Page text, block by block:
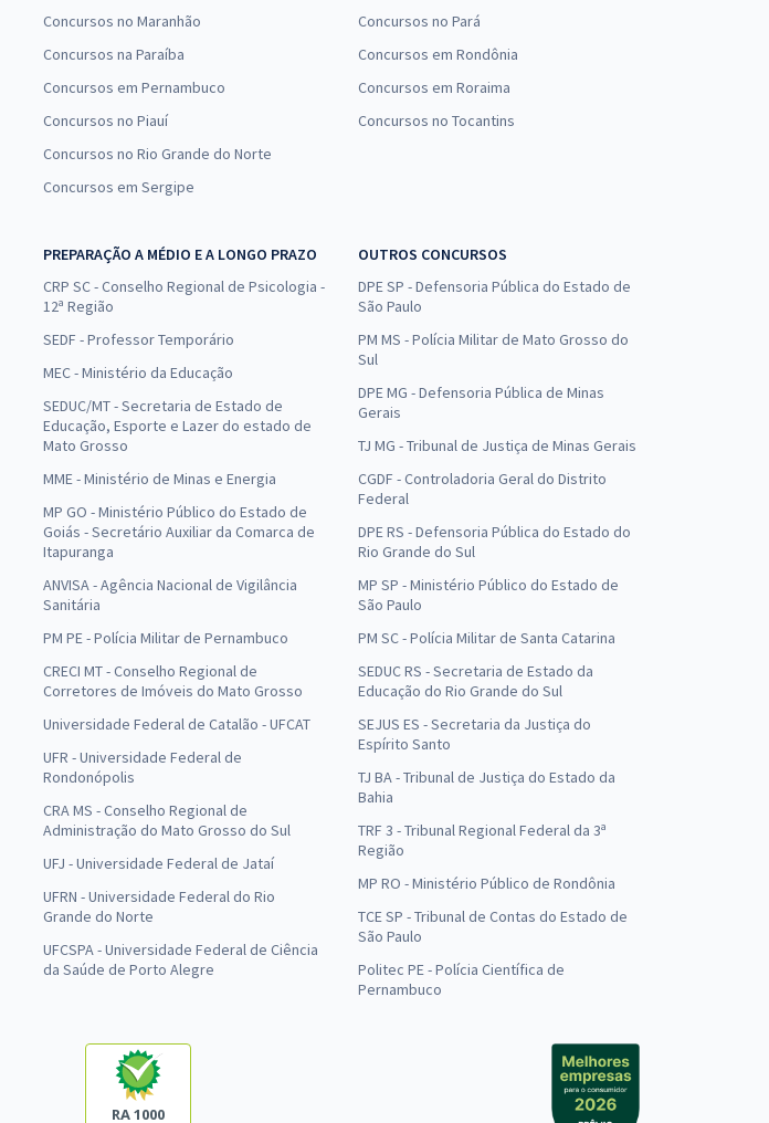
Concursos no Maranhão
Concursos na Paraíba
Concursos em Pernambuco
Concursos no Piauí
Concursos no Rio Grande do Norte
Concursos em Sergipe
Concursos no Pará
Concursos em Rondônia
Concursos em Roraima
Concursos no Tocantins
PREPARAÇÃO A MÉDIO E A LONGO PRAZO
CRP SC - Conselho Regional de Psicologia -
12ª Região
SEDF - Professor Temporário
MEC - Ministério da Educação
SEDUC/MT - Secretaria de Estado de
Educação, Esporte e Lazer do estado de
Mato Grosso
MME - Ministério de Minas e Energia
MP GO - Ministério Público do Estado de
Goiás - Secretário Auxiliar da Comarca de
Itapuranga
ANVISA - Agência Nacional de Vigilância
Sanitária
PM PE - Polícia Militar de Pernambuco
CRECI MT - Conselho Regional de
Corretores de Imóveis do Mato Grosso
Universidade Federal de Catalão - UFCAT
UFR - Universidade Federal de
Rondonópolis
CRA MS - Conselho Regional de
Administração do Mato Grosso do Sul
UFJ - Universidade Federal de Jataí
UFRN - Universidade Federal do Rio
Grande do Norte
UFCSPA - Universidade Federal de Ciência
da Saúde de Porto Alegre
OUTROS CONCURSOS
DPE SP - Defensoria Pública do Estado de
São Paulo
PM MS - Polícia Militar de Mato Grosso do
Sul
DPE MG - Defensoria Pública de Minas
Gerais
TJ MG - Tribunal de Justiça de Minas Gerais
CGDF - Controladoria Geral do Distrito
Federal
DPE RS - Defensoria Pública do Estado do
Rio Grande do Sul
MP SP - Ministério Público do Estado de
São Paulo
PM SC - Polícia Militar de Santa Catarina
SEDUC RS - Secretaria de Estado da
Educação do Rio Grande do Sul
SEJUS ES - Secretaria da Justiça do
Espírito Santo
TJ BA - Tribunal de Justiça do Estado da
Bahia
TRF 3 - Tribunal Regional Federal da 3ª
Região
MP RO - Ministério Público de Rondônia
TCE SP - Tribunal de Contas do Estado de
São Paulo
Politec PE - Polícia Científica de
Pernambuco
RA 1000